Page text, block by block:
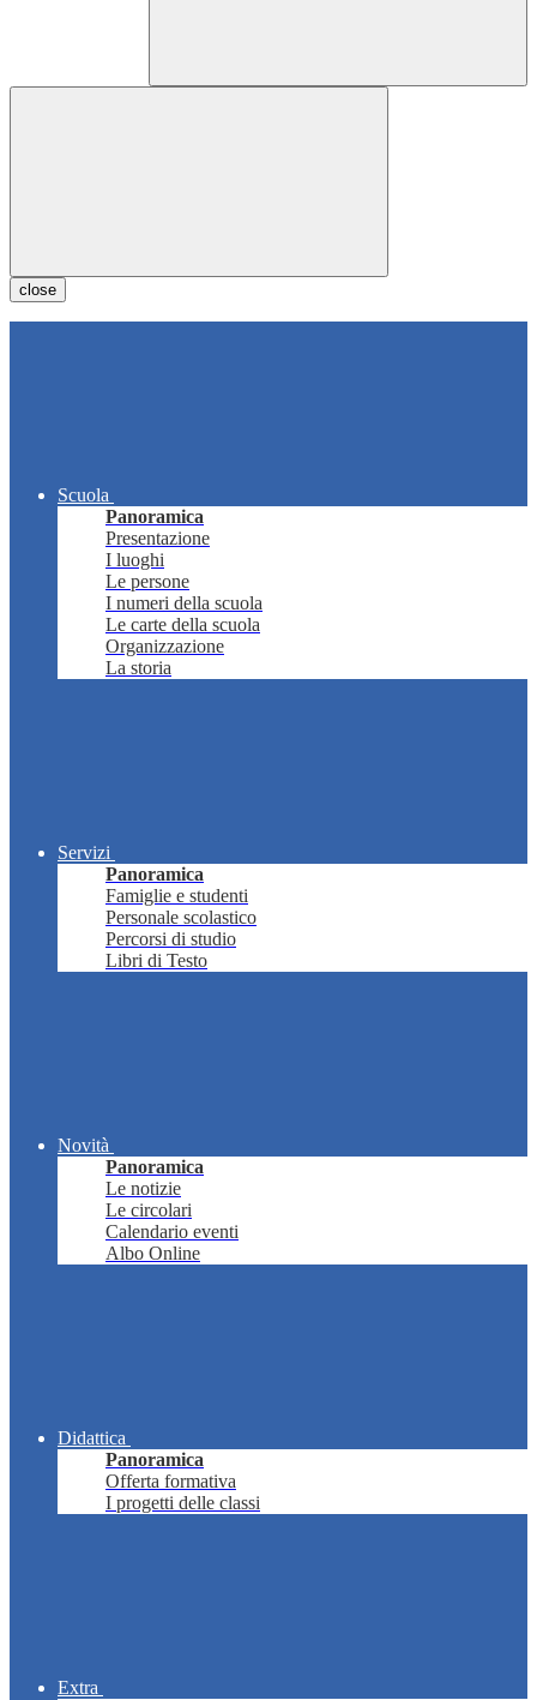
close
Scuola
Panoramica
Presentazione
I luoghi
Le persone
I numeri della scuola
Le carte della scuola
Organizzazione
La storia
Servizi
Panoramica
Famiglie e studenti
Personale scolastico
Percorsi di studio
Libri di Testo
Novità
Panoramica
Le notizie
Le circolari
Calendario eventi
Albo Online
Didattica
Panoramica
Offerta formativa
I progetti delle classi
Extra